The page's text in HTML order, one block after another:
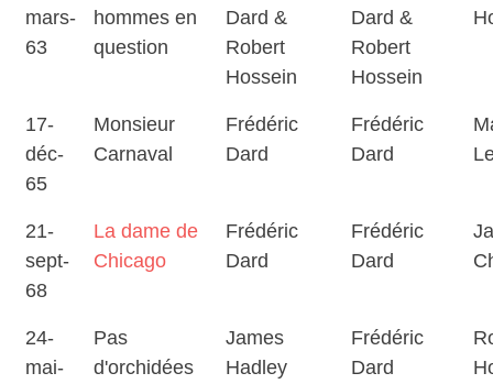
mars-
63
hommes en
question
Dard &
Robert
Hossein
Dard &
Robert
Hossein
17-
déc-
65
Monsieur
Carnaval
Frédéric
Dard
Frédéric
Dard
21-
sept-
68
La dame de
Chicago
Frédéric
Dard
Frédéric
Dard
24-
mai-
Pas
d'orchidées
James
Hadley
Frédéric
Dard